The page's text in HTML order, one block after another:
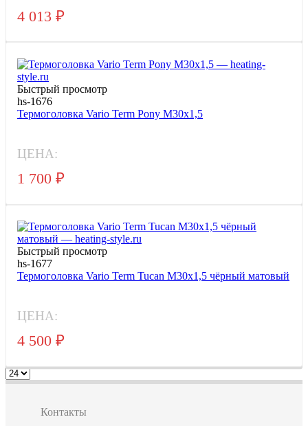
4 013 ₽
Быстрый просмотр
hs-1676
Термоголовка Vario Term Pony M30x1,5
ЦЕНА:
1 700 ₽
Быстрый просмотр
hs-1677
Термоголовка Vario Term Tucan M30x1,5 чёрный матовый
ЦЕНА:
4 500 ₽
Контакты